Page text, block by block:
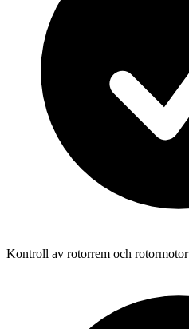
Kontroll av rotorrem och rotormotor